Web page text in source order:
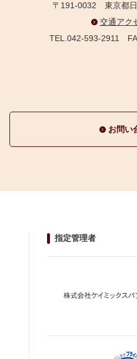
〒191-0032 東京都
交通アク
TEL.042-593-2911
お問い
指定管理者